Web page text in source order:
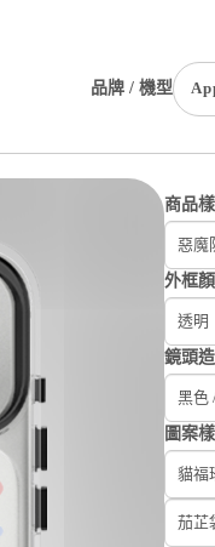
品牌 / 機型
商品
惡魔
外框
透明
鏡頭
黑色
圖案
貓福
茄芷